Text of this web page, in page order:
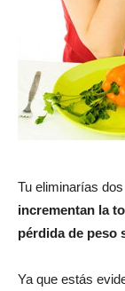
Tu eliminarías
incrementan la
pérdida de peso
Ya que estás